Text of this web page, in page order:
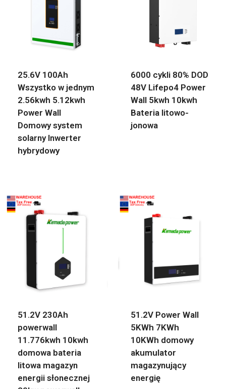
25.6V 100Ah
Wszystko w jednym
2.56kwh 5.12kwh
Power Wall
Domowy system
solarny Inwerter
hybrydowy
6000 cykli 80% DOD
48V Lifepo4 Power
Wall 5kwh 10kwh
Bateria litowo-
jonowa
51.2V 230Ah
powerwall
11.776kwh 10kwh
domowa bateria
litowa magazyn
energii słonecznej
51.2V Power Wall
5KWh 7KWh
10KWh domowy
akumulator
magazynujący
energię